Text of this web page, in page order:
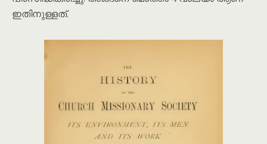
ഇതിനുള്ളത്.